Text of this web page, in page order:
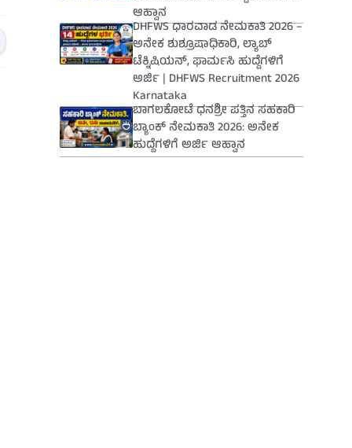
ಆಹ್ವಾನ
DHFWS ಧಾರವಾಡ ನೇಮಕಾತಿ 2026 –
ಅನೇಕ ಶುಶ್ರೂಷಾಧಿಕಾರಿ, ಲ್ಯಾಬ್
ಟೆಕ್ನಿಷಿಯನ್, ಫಾರ್ಮಸಿ ಹುದ್ದೆಗಳಿಗೆ
ಅರ್ಜಿ | DHFWS Recruitment 2026
Karnataka
ಬಾಗಲಕೋಟೆ ಧನಶ್ರೀ ಪತ್ತಿನ ಸಹಕಾರಿ
ಬ್ಯಾಂಕ್ ನೇಮಕಾತಿ 2026: ಅನೇಕ
ಹುದ್ದೆಗಳಿಗೆ ಅರ್ಜಿ ಆಹ್ವಾನ